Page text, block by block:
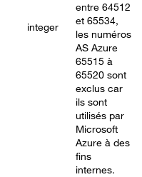
integer
entre 64512
et 65534,
les numéros
AS Azure
65515 à
65520 sont
exclus car
ils sont
utilisés par
Microsoft
Azure à des
fins
internes.